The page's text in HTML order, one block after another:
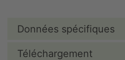
Données spécifiques
Téléchargement